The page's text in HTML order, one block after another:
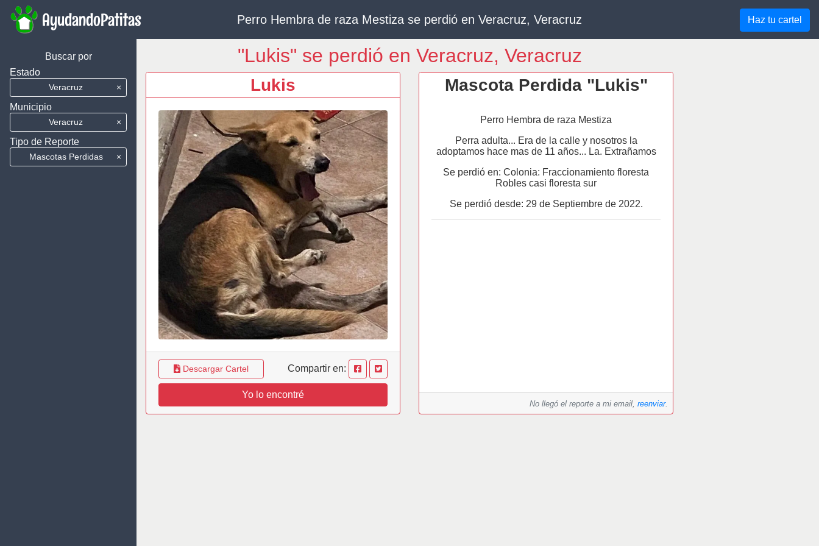
AyudandoPatitas Perro Hembra de raza Mestiza se perdió en Veracruz, Veracruz Haz tu cartel
Buscar por
Estado
Veracruz ×
Municipio
Veracruz ×
Tipo de Reporte
Mascotas Perdidas ×
"Lukis" se perdió en Veracruz, Veracruz
Lukis
Descargar Cartel Compartir en:
Yo lo encontré
Mascota Perdida "Lukis"
Perro Hembra de raza Mestiza
Perra adulta... Era de la calle y nosotros la
adoptamos hace mas de 11 años... La. Extrañamos
Se perdió en: Colonia: Fraccionamiento floresta
Robles casi floresta sur
Se perdió desde: 29 de Septiembre de 2022.
No llegó el reporte a mi email, reenviar.